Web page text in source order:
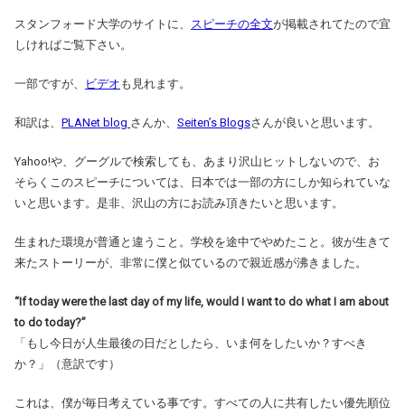
スタンフォード大学のサイトに、 スピーチの全文が掲載されてたので宜
しければご覧下さい。
一部ですが、 ビデオ も見れます。
和訳は、 PLANet blog さんか、 Seiten’s Blogsさんが良いと思います。
Yahoo!や、グーグルで検索しても、あまり沢山ヒットしないので、お
そらくこのスピーチについては、日本では一部の方にしか知られていな
いと思います。是非、沢山の方にお読み頂きたいと思います。
生まれた環境が普通と違うこと。学校を途中でやめたこと。彼が生きて
来たストーリーが、非常に僕と似ているので親近感が沸きました。
“If today were the last day of my life, would I want to do what I am about
to do today?”
「もし今日が人生最後の日だとしたら、いま何をしたいか？すべき
か？」（意訳です）
これは、僕が毎日考えている事です。すべての人に共有したい優先順位